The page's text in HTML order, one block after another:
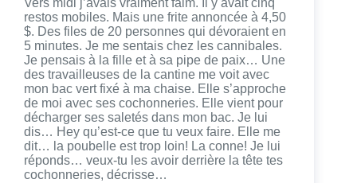
Vers midi j’avais vraiment faim. Il y avait cinq
restos mobiles. Mais une frite annoncée à 4,50
$. Des files de 20 personnes qui dévoraient en
5 minutes. Je me sentais chez les cannibales.
Je pensais à la fille et à sa pipe de paix… Une
des travailleuses de la cantine me voit avec
mon bac vert fixé à ma chaise. Elle s’approche
de moi avec ses cochonneries. Elle vient pour
décharger ses saletés dans mon bac. Je lui
dis… Hey qu’est-ce que tu veux faire. Elle me
dit… la poubelle est trop loin! La conne! Je lui
réponds… veux-tu les avoir derrière la tête tes
cochonneries, décrisse…